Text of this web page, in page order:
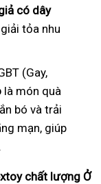
có dây
tỏa nhu
(Gay,
là món quà
bó và trải
mạn, giúp
chất lượng Ở